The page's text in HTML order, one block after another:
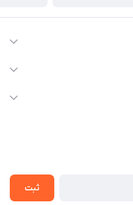
ثبت